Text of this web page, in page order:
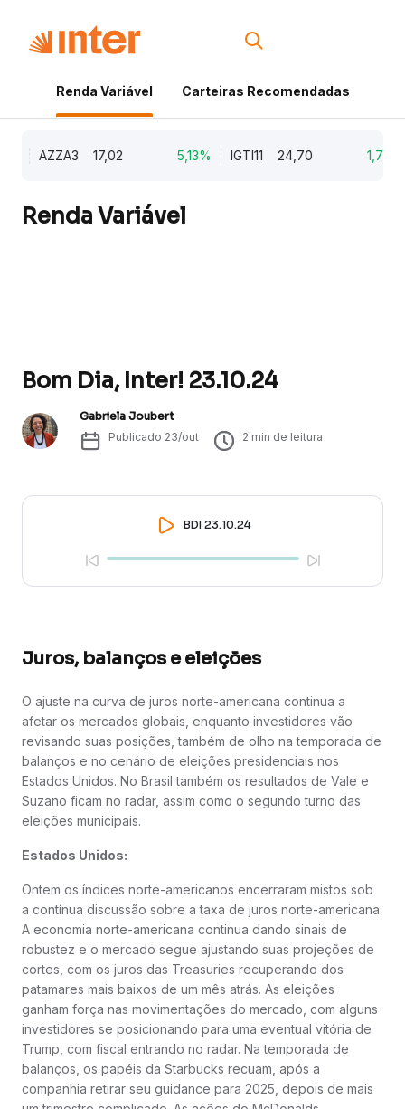
Renda Variável Carteiras Recomendadas
AZZA3 17,02 5,13% IGTI11 24,70 1,77%
Renda Variável
Bom Dia, Inter! 23.10.24
Gabriela Joubert
Publicado 23/out 2 min de leitura
BDI 23.10.24
Juros, balanços e eleições
O ajuste na curva de juros norte-americana continua a
afetar os mercados globais, enquanto investidores vão
revisando suas posições, também de olho na temporada de
balanços e no cenário de eleições presidenciais nos
Estados Unidos. No Brasil também os resultados de Vale e
Suzano ficam no radar, assim como o segundo turno das
eleições municipais.
Estados Unidos:
Ontem os índices norte-americanos encerraram mistos sob
a contínua discussão sobre a taxa de juros norte-americana.
A economia norte-americana continua dando sinais de
robustez e o mercado segue ajustando suas projeções de
cortes, com os juros das Treasuries recuperando dos
patamares mais baixos de um mês atrás. As eleições
ganham força nas movimentações do mercado, com alguns
investidores se posicionando para uma eventual vitória de
Trump, com fiscal entrando no radar. Na temporada de
balanços, os papéis da Starbucks recuam, após a
companhia retirar seu guidance para 2025, depois de mais